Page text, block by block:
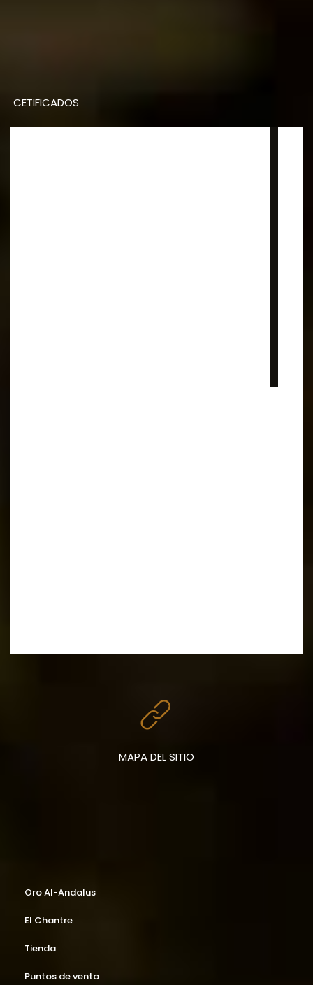
CETIFICADOS
MAPA DEL SITIO
Oro Al-Andalus
El Chantre
Tienda
Puntos de venta